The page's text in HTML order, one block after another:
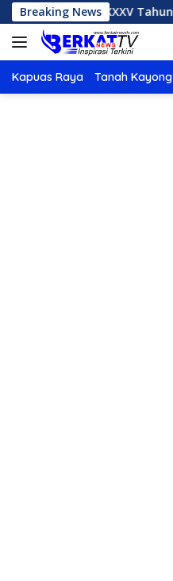
Langsung
ke
konten
Breaking News
XXXV Tahun 2027
Kapuas Raya Tanah Kayong